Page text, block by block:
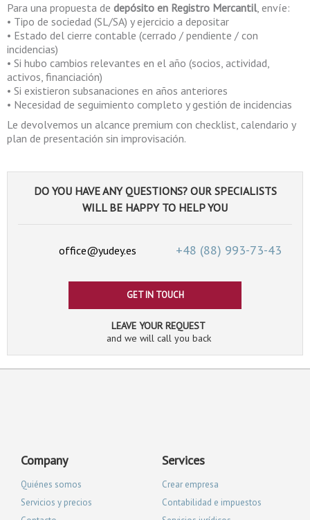
Para una propuesta de depósito en Registro Mercantil, envíe:
• Tipo de sociedad (SL/SA) y ejercicio a depositar
• Estado del cierre contable (cerrado / pendiente / con
incidencias)
• Si hubo cambios relevantes en el año (socios, actividad,
activos, financiación)
• Si existieron subsanaciones en años anteriores
• Necesidad de seguimiento completo y gestión de incidencias
Le devolvemos un alcance premium con checklist, calendario y
plan de presentación sin improvisación.
DO YOU HAVE ANY QUESTIONS? OUR SPECIALISTS
WILL BE HAPPY TO HELP YOU
office@yudey.es +48 (88) 993-73-43
GET IN TOUCH
LEAVE YOUR REQUEST
and we will call you back
Company
Quiénes somos
Servicios y precios
Services
Crear empresa
Contabilidad e impuestos